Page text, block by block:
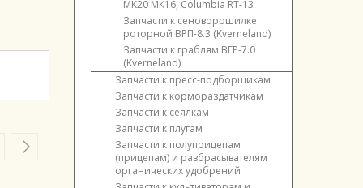
КНД-3.9
(KDF-
390)
Запчасти
косилкам
КНД-9.4
(KDD-
941,
KDF-
Запчасти
к
косилкам
МК20 МК16, Columbia RT-13
Запчасти к сеноворошилке
роторной ВРП-8.3 (Kverneland)
Запчасти к граблям ВГР-7.0
(Kverneland)
Запчасти к пресс-подборщикам
Запчасти
к
krone
Comprima
CF
155
XС
Запчасти к кормораздатчикам
Запчасти
к
ИСРК-12Ф
(ИСРК-12Г)
"Хозяин"
Запчасти
Запчасти к сеялкам
Запчасти
к
сеялке
СЗ(СЗТ)-3,6(5,4)
Запчасти
Запчасти к плугам
Запчасти
к
плугу
ППО-4-
Запчасти к полуприцепам
(прицепам) и разбрасывателям
органических удобрений